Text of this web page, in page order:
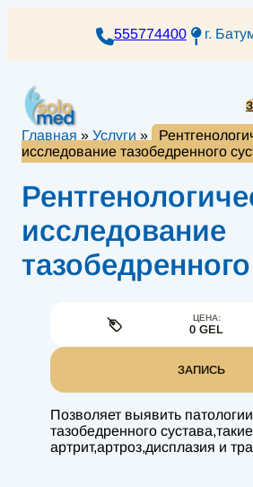
555774400 г.
Главная » Услуги »
исследование тазобедренного
исследование
Позволяет выявить патологии
тазобедренного
артрит,артроз,дисплазия и
ЦЕНА:
0 GEL
ЗАПИСЬ